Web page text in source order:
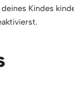
Kindes